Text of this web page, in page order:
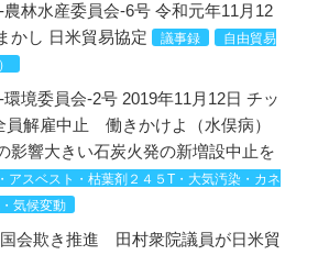
農林水産委員会-6号 令和元年11月12
かし 日米貿易協定
議事録
自由貿易
環境委員会-2号 2019年11月12日 チッ
員解雇中止 働きかけよ（水俣病）
影響大きい石炭火発の新増設中止を
アスベスト・枯葉剤２４５T・大気汚染・カネ
気候変動
会欺き推進 田村衆院議員が日米貿